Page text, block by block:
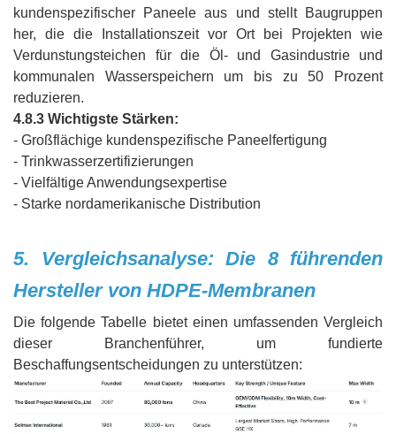
kundenspezifischer Paneele aus und stellt Baugruppen
her, die die Installationszeit vor Ort bei Projekten wie
Verdunstungsteichen für die Öl- und Gasindustrie und
kommunalen Wasserspeichern um bis zu 50 Prozent
reduzieren.
4.8.3 Wichtigste Stärken:
- Großflächige kundenspezifische Paneelfertigung
- Trinkwasserzertifizierungen
- Vielfältige Anwendungsexpertise
- Starke nordamerikanische Distribution‌‍
5. Vergleichsanalyse: Die 8 führenden
Hersteller von HDPE-Membranen
Die folgende Tabelle bietet einen umfassenden Vergleich
dieser Branchenführer, um fundierte
Beschaffungsentscheidungen zu unterstützen: